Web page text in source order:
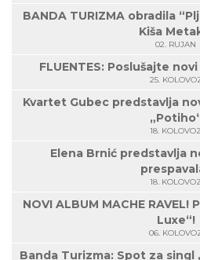
BANDA TURIZMA obradila
Kiša
02. RUJAN
FLUENTES: Poslušajte
25.
Kvartet Gubec predstavlja
18.
Elena Brnić predstavlja
18.
NOVI ALBUM MACHE
Luxe“!
06.
Banda Turizma: Spot za singl